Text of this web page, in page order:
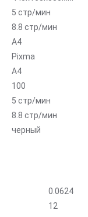
5 стр/мин
8.8 стр/мин
A4
Pixma
A4
100
5 стр/мин
8.8 стр/мин
черный
0.0624
12